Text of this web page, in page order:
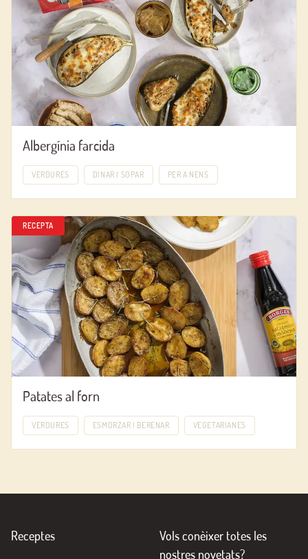
Albergínia farcida
VERDURES DINAR I SOPAR PER A NENS
RECEPTA
Patates al forn
VERDURES ESMORZAR I BERENAR VEGETARIANES
Receptes
Vols conèixer totes les
nostres novetats?